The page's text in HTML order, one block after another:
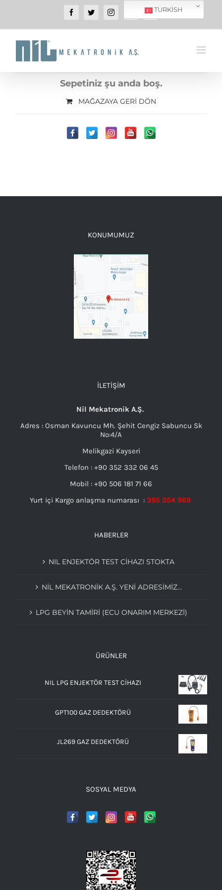
FacebookTwitterInstagramYouTubeWhatsApp
Sepetiniz şu anda boş.
MAĞAZAYA GERI DÖN
KONUMUMUZ
İLETIŞIM
Nil Mekatronik A.Ş.
Adres : Osman Kavuncu Mh. Şehit Cengiz Sabuncu Sk
No:4/A
Melikgazi Kayseri
Telefon : +90 352 332 06 45
Mobil : +90 506 181 71 66
Yurt içi Kargo anlaşma numarası : 395 354 969
HABERLER
NIL ENJEKTÖR TEST CİHAZI STOKTA
NIL MEKATRONIK A.Ş. YENI ADRESIMIZ…
LPG BEYIN TAMIRI (ECU ONARIM MERKEZI)
ÜRÜNLER
NIL LPG ENJEKTÖR TEST CİHAZI
GPT100 GAZ DEDEKTÖRÜ
JL269 GAZ DEDEKTÖRÜ
SOSYAL MEDYA
TURKISH